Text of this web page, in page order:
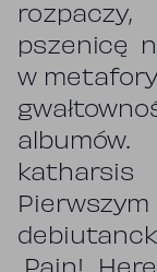
pszenicę
w